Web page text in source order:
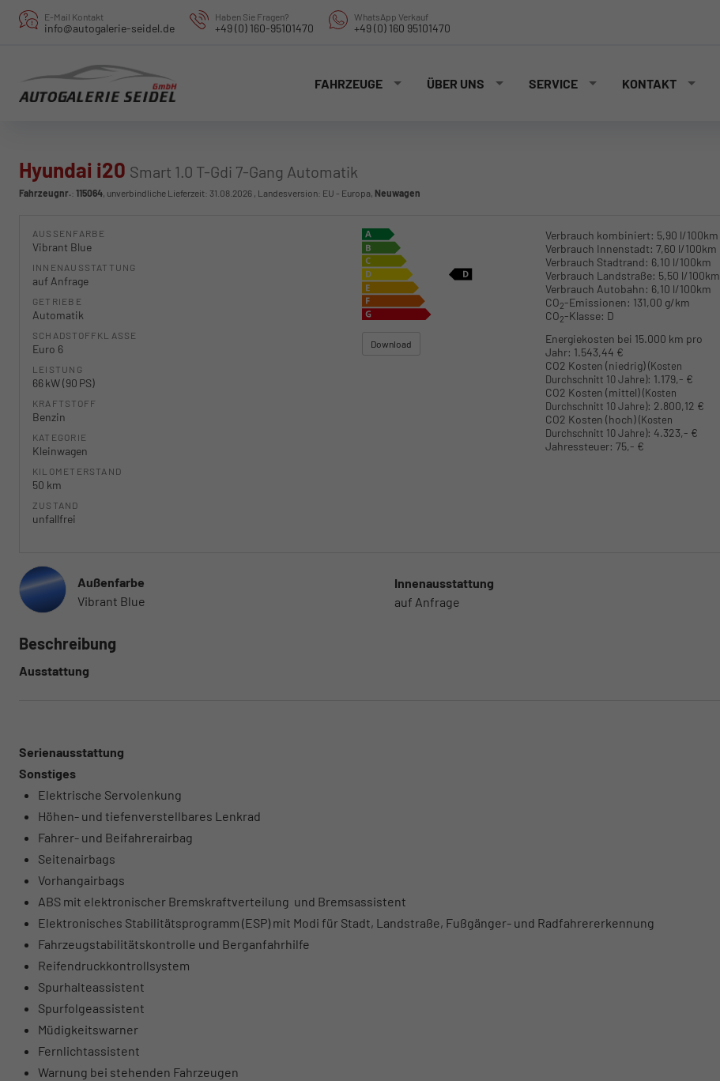
E-Mail Kontakt
info@autogalerie-seidel.de
Haben Sie Fragen?
+49 (0) 160-95101470
WhatsApp Verkauf
+49 (0) 160 95101470
FAHRZEUGE ÜBER UNS SERVICE KONTAKT
Hyundai i20 Smart 1.0 T-Gdi 7-Gang Automatik
Fahrzeugnr.: 115064, unverbindliche Lieferzeit: 31.08.2026 , Landesversion: EU - Europa, Neuwagen
AUSSENFARBE
Vibrant Blue
INNENAUSSTATTUNG
auf Anfrage
GETRIEBE
Automatik
SCHADSTOFFKLASSE
Euro 6
LEISTUNG
66 kW (90 PS)
KRAFTSTOFF
Benzin
KATEGORIE
Kleinwagen
KILOMETERSTAND
50 km
ZUSTAND
unfallfrei
Verbrauch kombiniert: 5,90 l/100km
Verbrauch Innenstadt: 7,60 l/100km
Verbrauch Stadtrand: 6,10 l/100km
Verbrauch Landstraße: 5,50 l/100km
Verbrauch Autobahn: 6,10 l/100km
CO2-Emissionen: 131,00 g/km
CO2-Klasse: D
Download
Energiekosten bei 15.000 km pro
Jahr: 1.543,44 €
CO2 Kosten (niedrig)(Kosten
Durchschnitt 10 Jahre): 1.179,- €
CO2 Kosten (mittel)(Kosten
Durchschnitt 10 Jahre): 2.800,12 €
CO2 Kosten (hoch)(Kosten
Durchschnitt 10 Jahre): 4.323,- €
Jahressteuer: 75,- €
Außenfarbe
Vibrant Blue
Innenausstattung
auf Anfrage
Beschreibung
Ausstattung
Serienausstattung
Sonstiges
Elektrische Servolenkung
Höhen- und tiefenverstellbares Lenkrad
Fahrer- und Beifahrerairbag
Seitenairbags
Vorhangairbags
ABS mit elektronischer Bremskraftverteilung und Bremsassistent
Elektronisches Stabilitätsprogramm (ESP) mit Modi für Stadt, Landstraße, Fußgänger- und Radfahrererkennung
Fahrzeugstabilitätskontrolle und Berganfahrhilfe
Reifendruckkontrollsystem
Spurhalteassistent
Spurfolgeassistent
Müdigkeitswarner
Fernlichtassistent
Warnung bei stehenden Fahrzeugen